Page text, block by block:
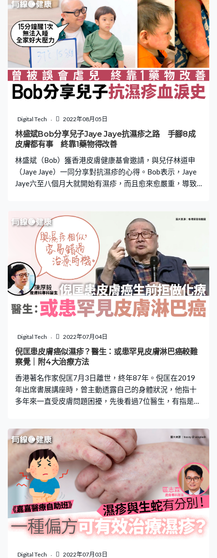
紐約返回加州兩天後，雙手莫名痕癢出紅疹，更不時在睡
夢中痛醒。起初他以為自己患上濕疹，未料情況突然迅速
惡化，紅疹開始擴散至臉上、手肘、手臂及腳踝，甚至更
出現流膿。 多次求醫 被誤判為濕疹 鄺凱文接受了6次線上
診療，又曾撥打一次護士熱線電話，並去過一次緊急護理
診所和兩次急診室，均被診斷為患上濕疹。直到7月初，獲
加州大學舊金山分校傳染病學專家陳子平（Peter Chin-
Hong）診斷，鄺凱文才被診斷患上猴痘。 皮疹接近眼睛險
度已排在同類病人的前5%，而且皮疹靠近鄺凱文的眼睛，
擔心若不治療，可能會導致失明。後來，鄺凱文獲處方美
國食藥局特別許可的抗病毒藥物「Tecovirimat」。在用藥
Digital Tech 2022年08月05日
林盛斌Bob分享兒子Jaye Jaye抗濕疹之路 手腳8成
皮膚都有事 終靠1藥物得改善
林盛斌（Bob）獲香港皮膚健康基會邀請，與兒仔林道申
（Jaye Jaye）一同分享對抗濕疹的心得。Bob表示，Jaye
Jaye六至八個月大就開始有濕疹，而且愈來愈嚴重，導致
到大就受濕疹問題所困擾，Bob憶述：「Jaye Jaye出世嘅
時候，已經係幾嚴重嘅濕疹底，到佢六至八個月大左右，
濕疹就開始發出黎，一開始出喺關節呢啲位，慢慢手手腳
腳八成都有，連塊臉都有出。」他指太太曾經試過用自然
療法為Jaye Jaye治療濕疹，但完全無作用，後來Jaye Jaye
濕疹愈來愈嚴重，甚至差不多每15分鐘醒一次，無法入
睡，令全家都很大壓力。 不斷長高但體重不變 靠肥仔湯
增磅 Bob續指在Jaye Jaye九個月大時，到診所檢查才發現
雖然兒子一直長高，但體重是維持不變，醫生一度以為他
開咗藥，等佢瞓得好啲，太太亦都有煲肥仔湯俾佢飲，好
彩之後體重就有上升喇，大家都真係鬆一口氣。」 靠非類
固醇藥膏改善皮膚 Bob笑指自己一家都有濕疹，所以他對
Digital Tech 2022年07月04日
倪匡患皮膚癌似濕疹？醫生：或患罕見皮膚淋巴癌較難
察覺｜附4大治療方法
香港著名作家倪匡7月3日離世，終年87年。倪匡在2019
年出席書展講座時，曾主動透露自己的身體狀況，他指十
多年來一直受皮膚問題困擾，先後看過7位醫生，有指是濕
訪問時表示，倪匡有可能患上皮膚T細胞的淋巴癌，此為一
種罕見的皮膚癌，病徵與濕疹相似，故容易錯過最佳治療
時機。 曾透露患皮膚癌 倪匡2019年出席書展活動，在一
個講座上表示自己「百病纏身」，身上大大小小的毛病有
十多種，十多年來飽受皮膚問題困擾，更透露自己患有皮
膚癌。倪匡先後看過7位醫生，當中有3人說是癌症，有4
人說是濕疹，最後發現有惡性腫瘤，證實是皮膚癌。有醫
生建議倪匡接受化療，惟他認為自己年紀大，加上對生命
看得淡然，因此拒絕。 皮膚科醫生：或患罕見皮膚癌 皮膚
科專科醫生陳厚毅接受《有線健康》訪問時表示，皮膚癌
是香港十大癌症之一，一般常見的可分為非黑素瘤皮膚癌
Digital Tech 2022年07月03日